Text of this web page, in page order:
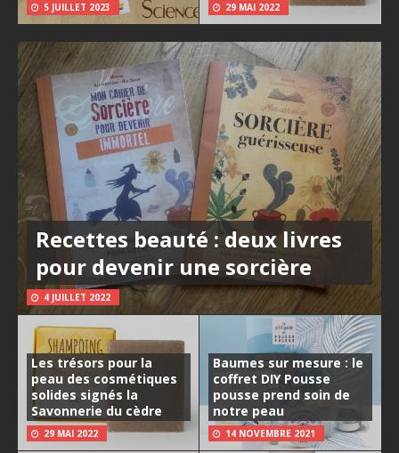
5 JUILLET 2023 29 MAI 2022
Recettes beauté : deux livres
pour devenir une sorcière
4 JUILLET 2022
Les trésors pour la
peau des cosmétiques
solides signés la
Savonnerie du cèdre
29 MAI 2022
Baumes sur mesure : le
coffret DIY Pousse
pousse prend soin de
notre peau
14 NOVEMBRE 2021